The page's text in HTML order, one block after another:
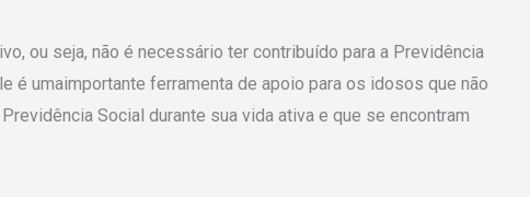
ou seja, não é necessário ter contribuído para a Previdência
é umaimportante ferramenta de apoio para os idosos que não
Social durante sua vida ativa e que se encontram